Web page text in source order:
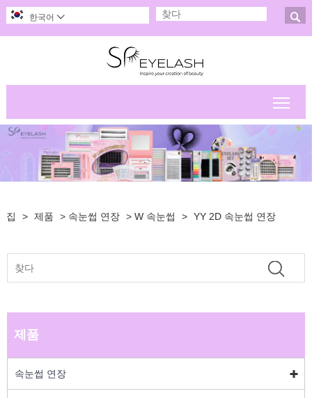

한국어 
집 > 제품 > 속눈썹 연장 > W 속눈썹 > YY 2D 속눈썹 연장
제품
속눈썹 연장